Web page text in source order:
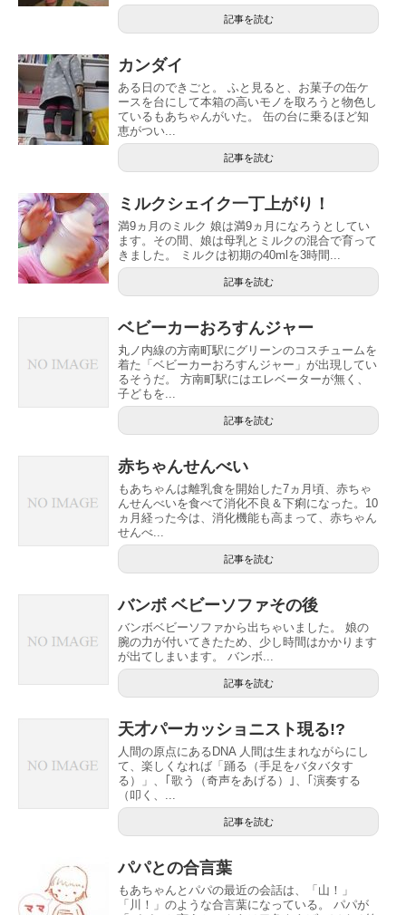
記事を読む
カンダイ
ある日のできごと。 ふと見ると、お菓子の缶ケ
ースを台にして本箱の高いモノを取ろうと物色し
ているもあちゃんがいた。 缶の台に乗るほど知
恵がつい...
記事を読む
ミルクシェイク一丁上がり！
満9ヵ月のミルク 娘は満9ヵ月になろうとしてい
ます。その間、娘は母乳とミルクの混合で育って
きました。 ミルクは初期の40mlを3時間...
記事を読む
ベビーカーおろすんジャー
丸ノ内線の方南町駅にグリーンのコスチュームを
着た「ベビーカーおろすんジャー」が出現してい
るそうだ。 方南町駅にはエレベーターが無く、
子どもを...
記事を読む
赤ちゃんせんべい
もあちゃんは離乳食を開始した7ヵ月頃、赤ちゃ
んせんべいを食べて消化不良＆下痢になった。10
ヵ月経った今は、消化機能も高まって、赤ちゃん
せんべ...
記事を読む
バンボ ベビーソファその後
バンボベビーソファから出ちゃいました。 娘の
腕の力が付いてきたため、少し時間はかかります
が出てしまいます。 バンボ...
記事を読む
天才パーカッショニスト現る!?
人間の原点にあるDNA 人間は生まれながらにし
て、楽しくなれば「踊る（手足をバタバタす
る）」、｢歌う（奇声をあげる）｣、｢演奏する
（叩く、...
記事を読む
パパとの合言葉
もあちゃんとパパの最近の会話は、「山！」
「川！」のような合言葉になっている。 パパが